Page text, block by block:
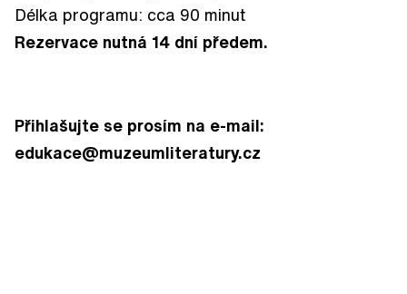
Délka programu: cca 90 minut
Rezervace nutná 14 dní předem.
Přihlašujte se prosím na e-mail:
edukace@muzeumliteratury.cz